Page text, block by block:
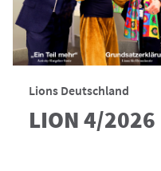
Lions Deutschland
LION 4/2026